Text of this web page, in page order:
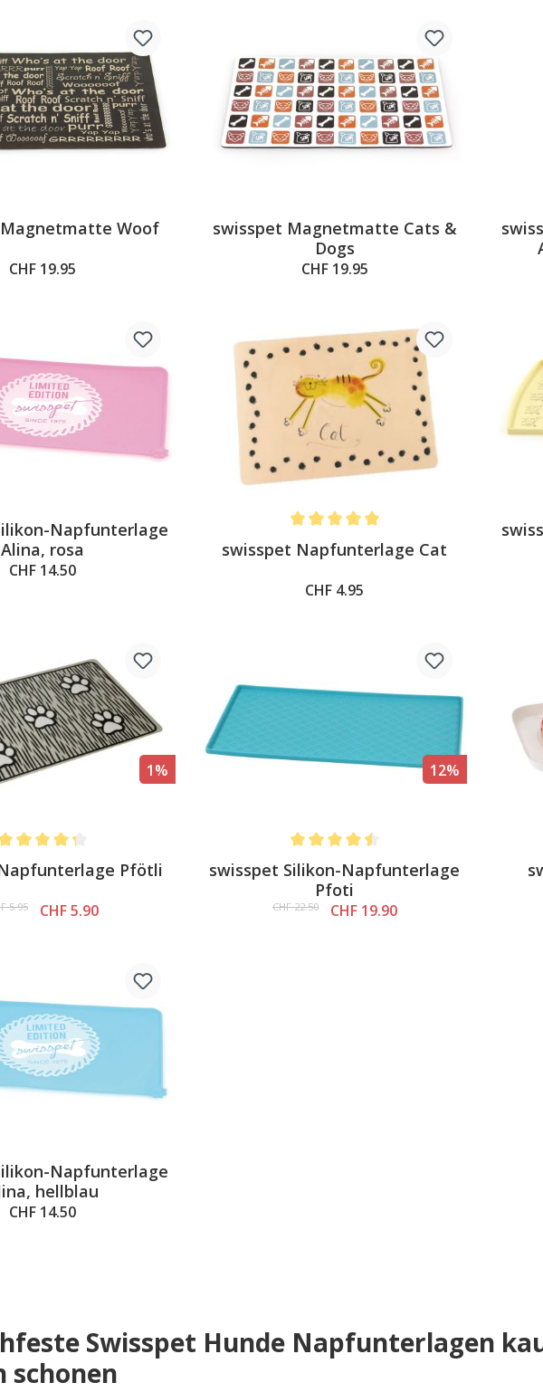
Woof
CHF 19.95
swisspet Magnetmatte Cats &
Dogs
CHF 19.95
Napfunterlage
Alina, rosa
CHF 14.50
swisspet Napfunterlage Cat
CHF 4.95
1%
Average rating of 4.1 out of 5 stars
Pfötli
5.95 CHF 5.90
12%
Average rating of 4.5 out of 5 stars
swisspet Silikon-Napfunterlage
Pfoti
CHF 22.50 CHF 19.90
Napfunterlage
hellblau
CHF 14.50
Swisspet Hunde Napfunterlagen
schonen